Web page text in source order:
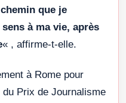
que je
à ma vie, après
« , affirme-t-elle.
à Rome pour
Prix de Journalisme